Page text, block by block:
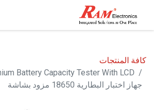
كافة المنتجات
Battery Capacity Tester With LCD
جهاز اختبار البطارية 18650 مزود بشاشة